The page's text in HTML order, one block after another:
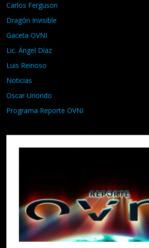
Carlos Ferguson
Dragón Invisible
Gaceta OVNI
Lic. Ángel Díaz
Luis Reinoso
Noticias
Oscar Uriondo
Programa Reporte OVNI